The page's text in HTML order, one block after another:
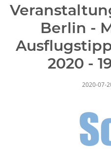
Berlin -
2020 -
2020-07-